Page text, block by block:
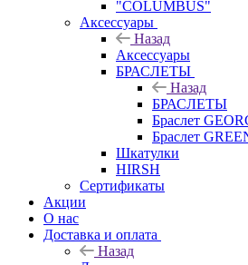
"COLUMBUS"
Аксессуары
Назад
Аксессуары
БРАСЛЕТЫ
Назад
БРАСЛЕТЫ
Браслет
Браслет
Шкатулки
HIRSH
Сертификаты
Акции
О нас
Доставка и оплата
Назад